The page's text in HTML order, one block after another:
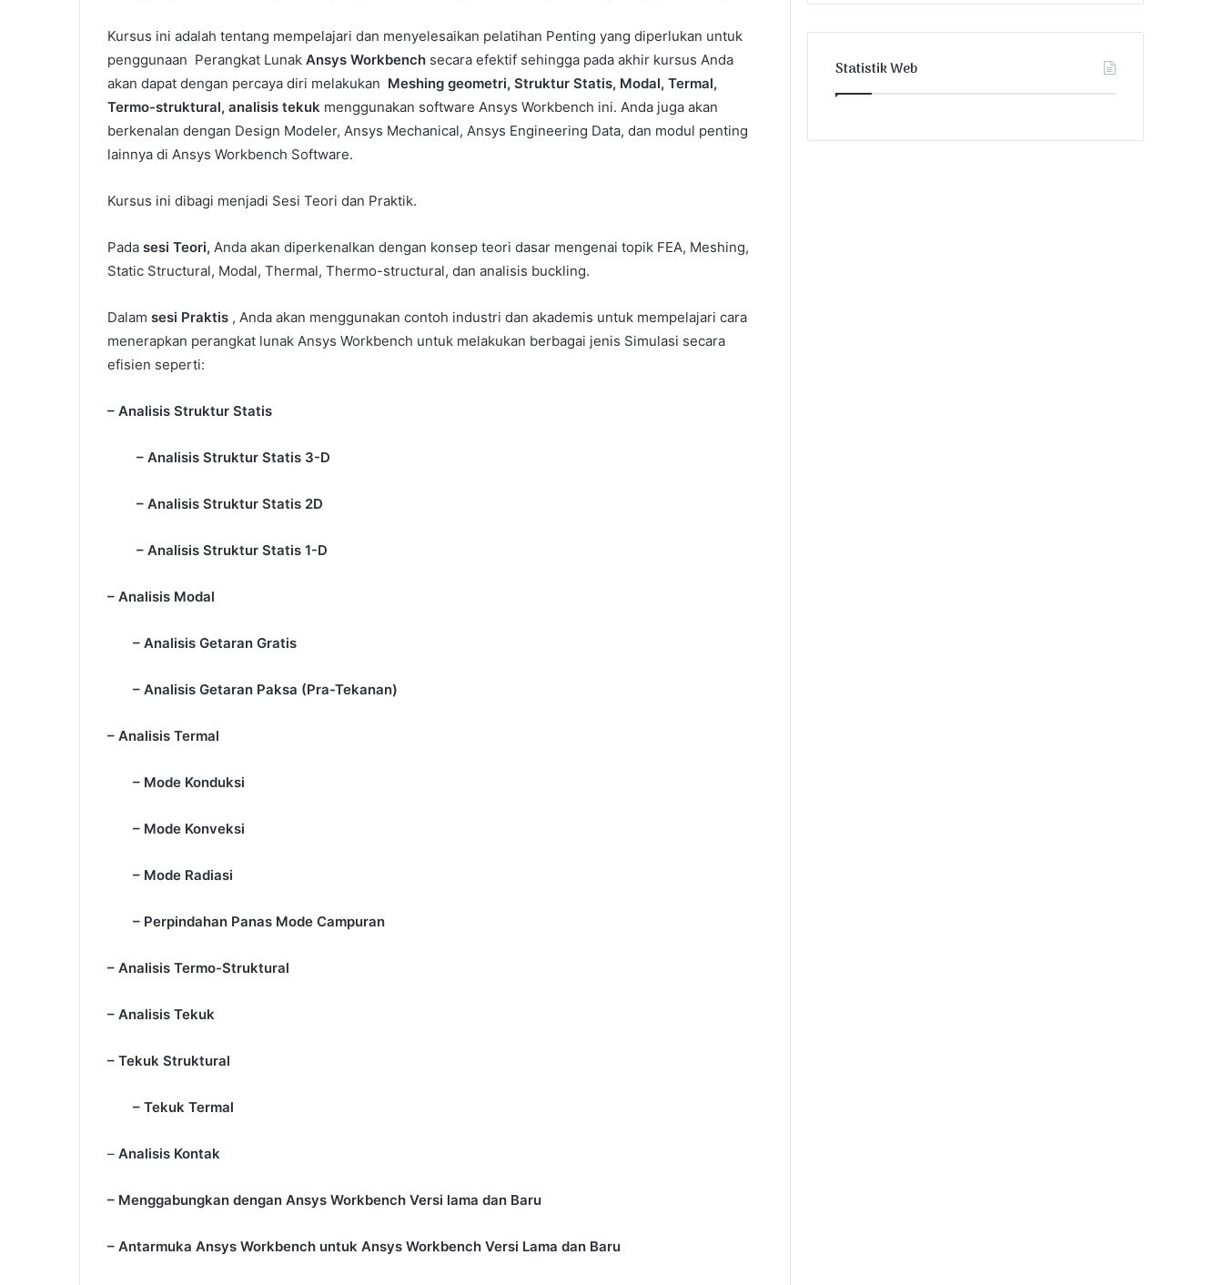
Kursus ini adalah tentang mempelajari dan menyelesaikan pelatihan Penting yang diperlukan untuk
penggunaan Perangkat Lunak Ansys Workbench secara efektif sehingga pada akhir kursus Anda
akan dapat dengan percaya diri melakukan Meshing geometri, Struktur Statis, Modal, Termal,
Termo-struktural, analisis tekuk menggunakan software Ansys Workbench ini. Anda juga akan
berkenalan dengan Design Modeler, Ansys Mechanical, Ansys Engineering Data, dan modul penting
lainnya di Ansys Workbench Software.
Kursus ini dibagi menjadi Sesi Teori dan Praktik.
Pada sesi Teori, Anda akan diperkenalkan dengan konsep teori dasar mengenai topik FEA, Meshing,
Static Structural, Modal, Thermal, Thermo-structural, dan analisis buckling.
Dalam sesi Praktis , Anda akan menggunakan contoh industri dan akademis untuk mempelajari cara
menerapkan perangkat lunak Ansys Workbench untuk melakukan berbagai jenis Simulasi secara
efisien seperti:
– Analisis Struktur Statis
– Analisis Struktur Statis 3-D
– Analisis Struktur Statis 2D
– Analisis Struktur Statis 1-D
– Analisis Modal
– Analisis Getaran Gratis
– Analisis Getaran Paksa (Pra-Tekanan)
– Analisis Termal
– Mode Konduksi
– Mode Konveksi
– Mode Radiasi
– Perpindahan Panas Mode Campuran
– Analisis Termo-Struktural
– Analisis Tekuk
– Tekuk Struktural
– Tekuk Termal
– Analisis Kontak
– Menggabungkan dengan Ansys Workbench Versi lama dan Baru
– Antarmuka Ansys Workbench untuk Ansys Workbench Versi Lama dan Baru
Statistik Web